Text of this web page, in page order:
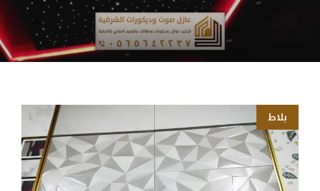
بلاط